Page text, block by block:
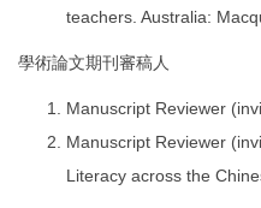
teachers. Australia:
學術論文期刊審稿人
Manuscript Reviewer
Manuscript Reviewer
Literacy across the